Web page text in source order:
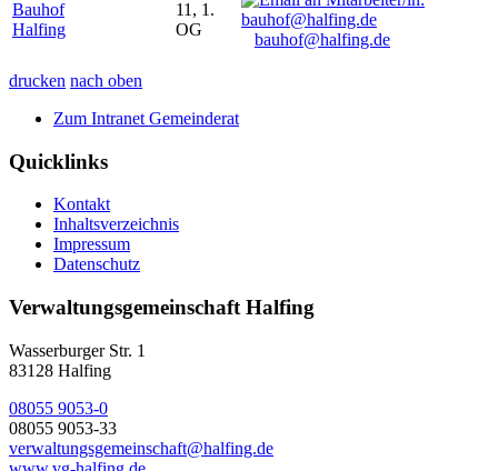
Bauhof
Halfing
11, 1.
OG
bauhof@halfing.de
drucken nach oben
Zum Intranet Gemeinderat
Quicklinks
Kontakt
Inhaltsverzeichnis
Impressum
Datenschutz
Verwaltungsgemeinschaft Halfing
Wasserburger Str. 1
83128 Halfing
08055 9053-0
08055 9053-33
verwaltungsgemeinschaft@halfing.de